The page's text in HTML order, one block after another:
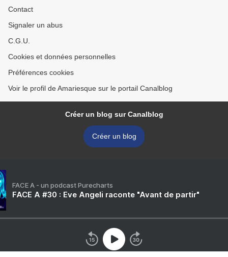
Contact
Signaler un abus
C.G.U.
Cookies et données personnelles
Préférences cookies
Voir le profil de Amariesque sur le portail Canalblog
Créer un blog sur Canalblog
Créer un blog
FACE A - un podcast Purecharts
FACE A #30 : Eve Angeli raconte "Avant de partir"